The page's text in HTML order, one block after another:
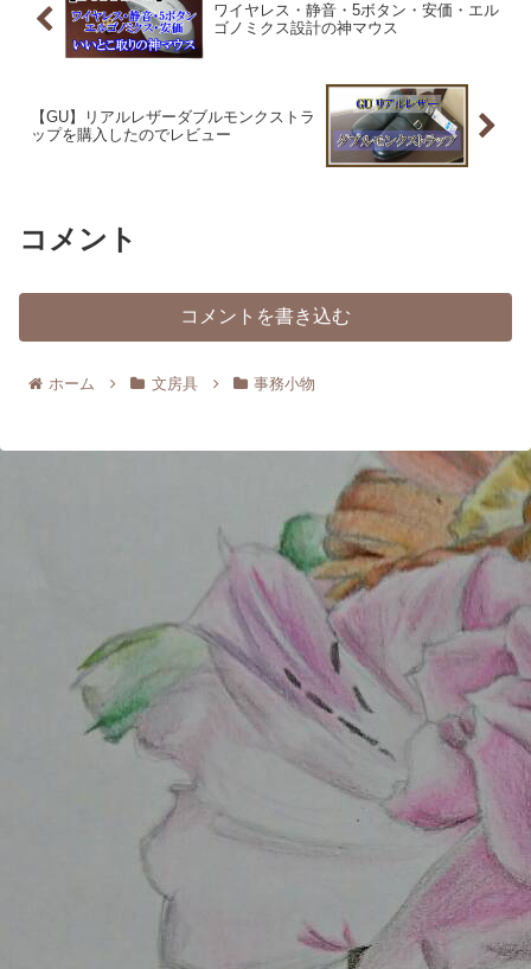
ワイヤレス・静音・5ボタン・安価・エル
ゴノミクス設計の神マウス
【GU】リアルレザーダブルモンクストラ
ップを購入したのでレビュー
コメント
コメントを書き込む
ホーム 文房具 事務小物